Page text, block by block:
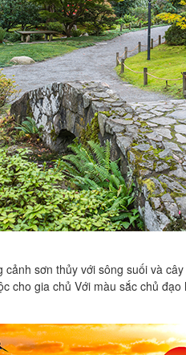
cảnh sơn thủyvới sông suối và
cho gia chủ Với màu sắc chủ